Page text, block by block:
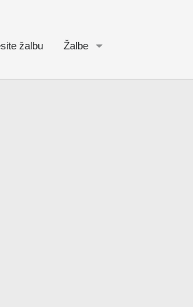
žalbu Žalbe